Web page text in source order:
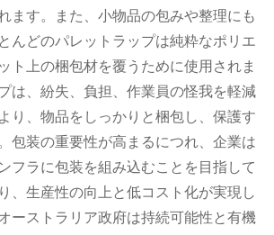
ます。また、小物品の包みや整理にも
んどのパレットラップは純粋なポリエ
ト上の梱包材を覆うために使用されま
は、紛失、負担、作業員の怪我を軽減
り、物品をしっかりと梱包し、保護す
包装の重要性が高まるにつれ、企業は
フラに包装を組み込むことを目指して
、生産性の向上と低コスト化が実現し
ーストラリア政府は持続可能性と有機